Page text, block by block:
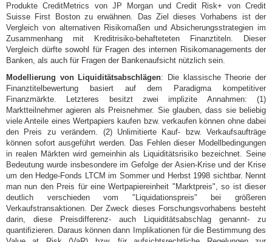
Produkte CreditMetrics von JP Morgan und Credit Risk+ von Credit
Suisse First Boston zu erwähnen. Das Ziel dieses Vorhabens ist der
Vergleich von alternativen Risikomaßen und Absicherungsstrategien im
Zusammenhang mit Kreditrisiko-behafteteten Finanztiteln. Dieser
Vergleich dürfte sowohl für Fragen des internen Risikomanagements der
Banken, als auch für Fragen der Bankenaufsicht nützlich sein.
Modellierung von Liquiditätsabschlägen: Die klassische Theorie der
Finanztitelbewertung basiert auf dem Paradigma kompetitiver
Finanzmärkte. Letzteres besitzt zwei implizite Annahmen: (1)
Marktteilnehmer agieren als Preisnehmer. Sie glauben, dass sie beliebig
viele Anteile eines Wertpapiers kaufen bzw. verkaufen können ohne dabei
den Preis zu verändern. (2) Unlimitierte Kauf- bzw. Verkaufsaufträge
können sofort ausgeführt werden. Das Fehlen dieser Modellbedingungen
in realen Märkten wird gemeinhin als Liquiditätsrisiko bezeichnet. Seine
Bedeutung wurde insbesondere im Gefolge der Asien-Krise und der Krise
um den Hedge-Fonds LTCM im Sommer und Herbst 1998 sichtbar. Nennt
man nun den Preis für eine Wertpapiereinheit "Marktpreis", so ist dieser
deutlich verschieden vom "Liquidationspreis" bei größeren
Verkaufstransaktionen. Der Zweck dieses Forschungsvorhabens besteht
darin, diese Preisdifferenz- auch Liquiditätsabschlag genannt- zu
quantifizieren. Daraus können dann Implikationen für die Bestimmung des